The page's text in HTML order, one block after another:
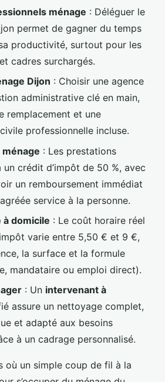
ménage : Déléguer le
permet de gagner du temps
productivité, surtout pour les
cadres surchargés.
Dijon : Choisir une agence
administrative clé en main,
remplacement et une
professionnelle incluse.
: Les prestations
crédit d’impôt de 50 %, avec
un remboursement immédiat
service à la personne.
à domicile : Le coût horaire réel
varie entre 5,50 € et 9 €,
la surface et la formule
mandataire ou emploi direct).
: Un intervenant à
assure un nettoyage complet,
et adapté aux besoins
à un cadrage personnalisé.
où un simple coup de fil à la